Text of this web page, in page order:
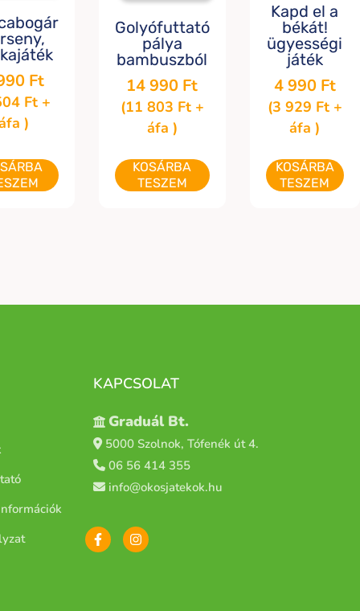
Ft
Ft +
)
Golyófuttató
pálya
bambuszból
14 990 Ft
(11 803 Ft+
áfa )
KOSÁRBA
TESZEM
Kapd el a
békát!
ügyességi
játék
4 990 Ft
(3 929 Ft+
áfa )
KOSÁRBA
TESZEM
KAPCSOLAT
Graduál Bt.
5000 Szolnok, Tófenék út 4.
06 56 414 355
info@okosjatekok.hu